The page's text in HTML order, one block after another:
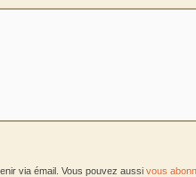
via émail. Vous pouvez aussi vous